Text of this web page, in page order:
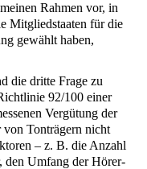
Rahmen vor, in
Mitgliedstaaten für die
gewählt haben,
die dritte Frage zu
92/100 einer
Vergütung der
von Tonträgern nicht
– z. B. die Anzahl
den Umfang der Hörer-